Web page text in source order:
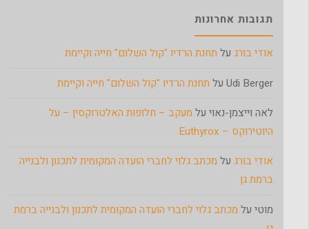
תגובות אחרונות
אודי בורג על תחנת הרדיו "קול השלום" חייה וקיימת
Udi Berger על תחנת הרדיו "קול השלום" חייה וקיימת
לאה וייצמן-נאוי על מעקב – חלופות האלטרוקסין – על
היוטירוקס – Euthyrox
אודי בורג על מכתב גלוי לחברי הועדה המקומית לתכנון ולבנייה
ברמת גן
מוטי על מכתב גלוי לחברי הועדה המקומית לתכנון ולבנייה ברמת